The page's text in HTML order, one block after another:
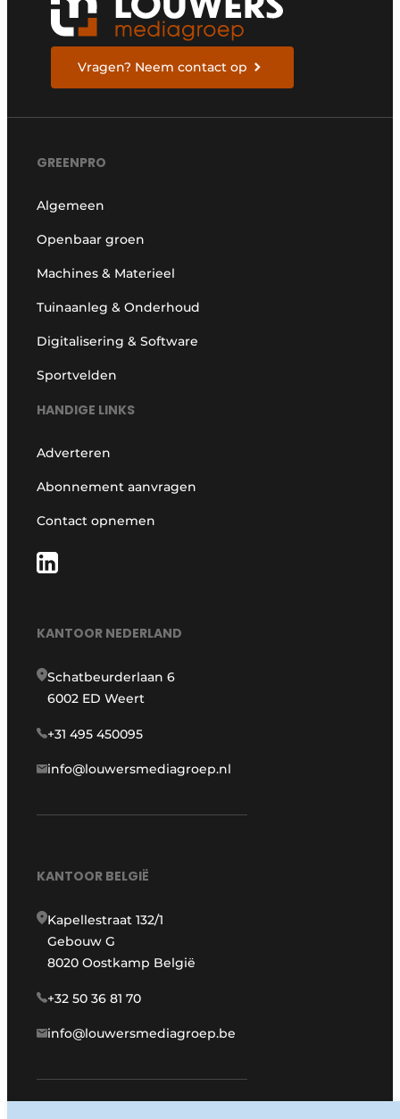
Vragen? Neem contact op
GREENPRO
Algemeen
Openbaar groen
Machines & Materieel
Tuinaanleg & Onderhoud
Digitalisering & Software
Sportvelden
HANDIGE LINKS
Adverteren
Abonnement aanvragen
Contact opnemen
KANTOOR NEDERLAND
Schatbeurderlaan 6
6002 ED Weert
+31 495 450095
info@louwersmediagroep.nl
KANTOOR BELGIË
Kapellestraat 132/1
Gebouw G
8020 Oostkamp België
+32 50 36 81 70
info@louwersmediagroep.be